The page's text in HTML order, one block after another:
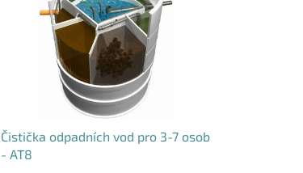
Čistička odpadních vod pro 3-7 osob
- AT8